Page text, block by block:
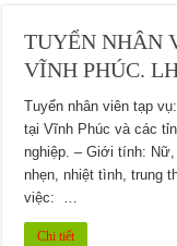
TUYỂN NHÂN
VĨNH PHÚC.
Tuyển nhân viên tạp
tại Vĩnh Phúc và các
nghiệp. – Giới tính:
nhẹn, nhiệt tình, trung
việc: …
Chi tiết